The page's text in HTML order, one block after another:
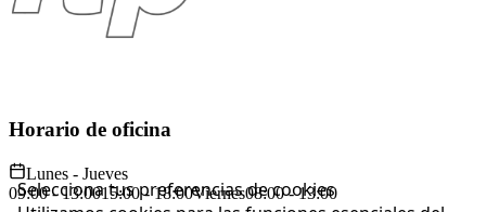
Selecciona tus preferencias de cookies
Horario de oficina
Lunes - Jueves
09:00 - 13:0015:00 - 18:00Viernes08:00 - 13:00